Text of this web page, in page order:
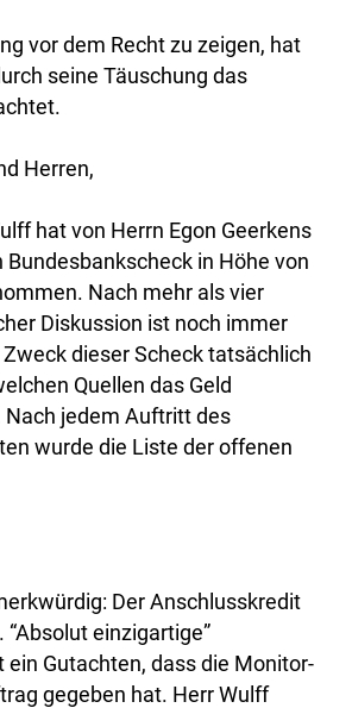
vor dem Recht zu zeigen, hat
seine Täuschung das
Herren,
hat von Herrn Egon Geerkens
in Höhe von
Nach mehr als vier
Diskussion ist noch immer
dieser Scheck tatsächlich
Quellen das Geld
jedem Auftritt des
wurde die Liste der offenen
Der Anschlusskredit
“Absolut einzigartige”
ein Gutachten, dass die Monitor-
gegeben hat. Herr Wulff